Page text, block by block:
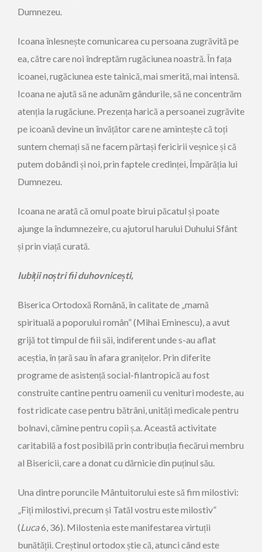
Dumnezeu.
Icoana înlesnește comunicarea cu persoana zugrăvită pe
ea, către care noi îndreptăm rugăciunea noastră. În fața
icoanei, rugăciunea este tainică, mai smerită, mai intensă.
Icoana ne ajută să ne adunăm gândurile, să ne concentrăm
atenția la rugăciune. Pre­zența harică a persoanei zugrăvite
pe icoană devine un învățător care ne amintește că toți
suntem chemați să ne facem părtași fericirii veșnice și că
putem dobândi și noi, prin faptele credinței, Împărăția lui
Dumnezeu.
Icoana ne arată că omul poate birui păcatul și poate
ajunge la îndumnezeire, cu ajutorul harului Duhului Sfânt
și prin viață curată.
Iubiții noștri fii duhovnicești,
Biserica Ortodoxă Română, în calitate de „mamă
spirituală a poporului român” (Mihai Eminescu), a avut
grijă tot timpul de fiii săi, indiferent unde s-au aflat
aceștia, în țară sau în afara granițelor. Prin diferite
programe de asis­tență social-filantropică au fost
construite cantine pentru oamenii cu venituri modeste, au
fost ridicate case pentru bătrâni, unități medicale pentru
bolnavi, cămine pentru copii ș.a. Această activitate
caritabilă a fost posibilă prin contribuția fiecărui membru
al Bisericii, care a donat cu dărnicie din puținul său.
Una dintre poruncile Mântuitorului este să fim milostivi:
„Fiți milostivi, precum și Tatăl vostru este milostiv”
(Luca6, 36). Milostenia este manifestarea virtuții
bunătății. Creștinul ortodox știe că, atunci când este